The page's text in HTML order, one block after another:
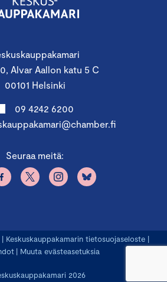
Alvar Aallon katu 5 C
00101 Helsinki
09 4242 6200
Seuraa meitä:
2026
| Keskuskauppakamarin tietosuojaseloste |
| Muuta evästeasetuksia